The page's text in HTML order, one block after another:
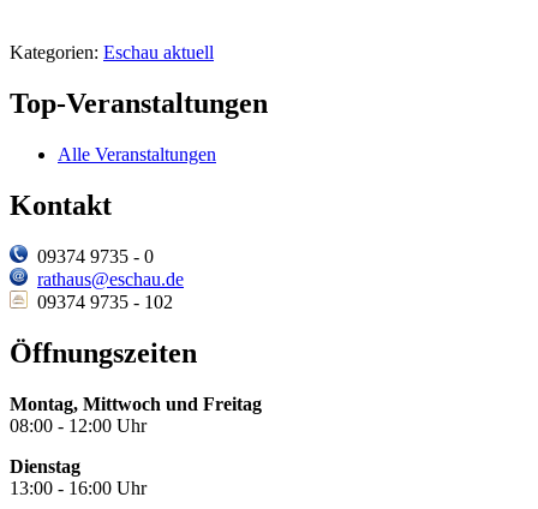
Kategorien: Eschau aktuell
Top-Veranstaltungen
Alle Veranstaltungen
Kontakt
09374 9735 - 0
rathaus@eschau.de
09374 9735 - 102
Öffnungszeiten
Montag, Mittwoch und Freitag
08:00 - 12:00 Uhr
Dienstag
13:00 - 16:00 Uhr